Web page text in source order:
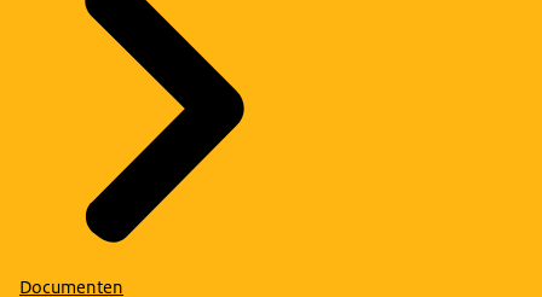
Documenten